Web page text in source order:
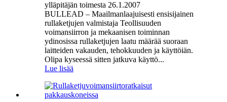
ylläpitäjän toimesta 26.1.2007
BULLEAD – Maailmanlaajuisesti ensisijainen
rullaketjujen valmistaja Teollisuuden
voimansiirron ja mekaanisen toiminnan
ydinosissa rullaketjujen laatu määrää suoraan
laitteiden vakauden, tehokkuuden ja käyttöiän.
Olipa kyseessä sitten jatkuva käyttö...
Lue lisää